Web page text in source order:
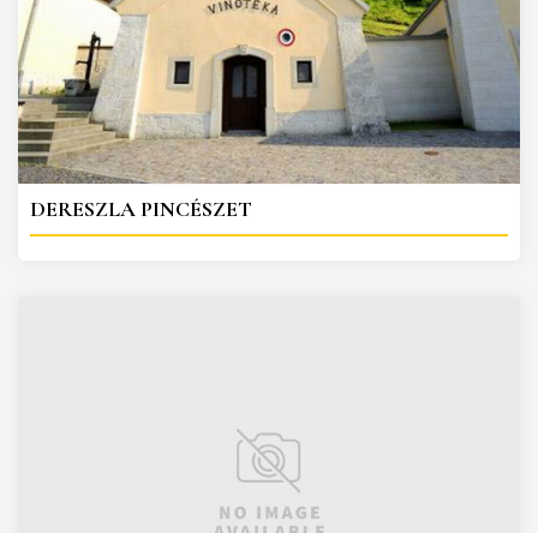
DERESZLA PINCÉSZET